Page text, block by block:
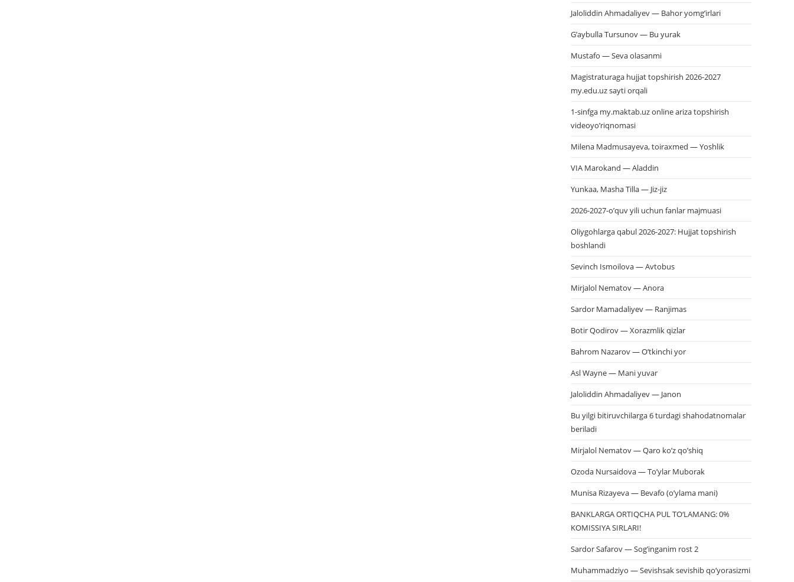
Jaloliddin Ahmadaliyev — Bahor yomg’irlari
G’aybulla Tursunov — Bu yurak
Mustafo — Seva olasanmi
Magistraturaga hujjat topshirish 2026-2027
my.edu.uz sayti orqali
1-sinfga my.maktab.uz online ariza topshirish
videoyo’riqnomasi
Milena Madmusayeva, toiraxmed — Yoshlik
VIA Marokand — Aladdin
Yunkaa, Masha Tilla — Jiz-jiz
2026-2027-o’quv yili uchun fanlar majmuasi
Oliygohlarga qabul 2026-2027: Hujjat topshirish
boshlandi
Sevinch Ismoilova — Avtobus
Mirjalol Nematov — Anora
Sardor Mamadaliyev — Ranjimas
Botir Qodirov — Xorazmlik qizlar
Bahrom Nazarov — O’tkinchi yor
Asl Wayne — Mani yuvar
Jaloliddin Ahmadaliyev — Janon
Bu yilgi bitiruvchilarga 6 turdagi shahodatnomalar
beriladi
Mirjalol Nematov — Qaro ko’z qo’shiq
Ozoda Nursaidova — To’ylar Muborak
Munisa Rizayeva — Bevafo (o’ylama mani)
BANKLARGA ORTIQCHA PUL TO‘LAMANG: 0%
KOMISSIYA SIRLARI!
Sardor Safarov — Sog’inganim rost 2
Muhammadziyo — Sevishsak sevishib qo’yorasizmi